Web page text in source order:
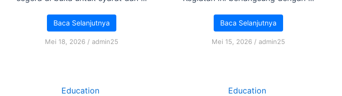
Baca Selanjutnya
Mei 18, 2026 / admin25
Baca Selanjutnya
Mei 15, 2026 / admin25
Education Education